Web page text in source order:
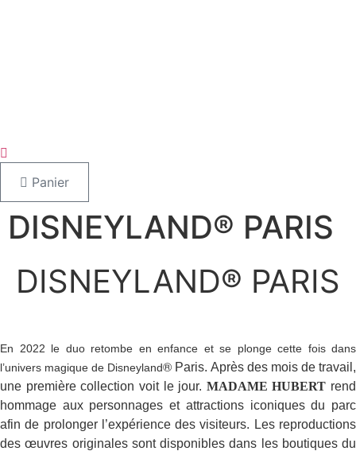
Panier
DISNEYLAND® PARIS
DISNEYLAND® PARIS
En 2022 le duo retombe en enfance et se plonge cette fois dans
l’univers magique de Disneyland® Paris. Après des mois de travail,
une première collection voit le jour. MADAME HUBERT rend
hommage aux personnages et attractions iconiques du parc
afin de prolonger l’expérience des visiteurs. Les reproductions
des œuvres originales sont disponibles dans les boutiques du